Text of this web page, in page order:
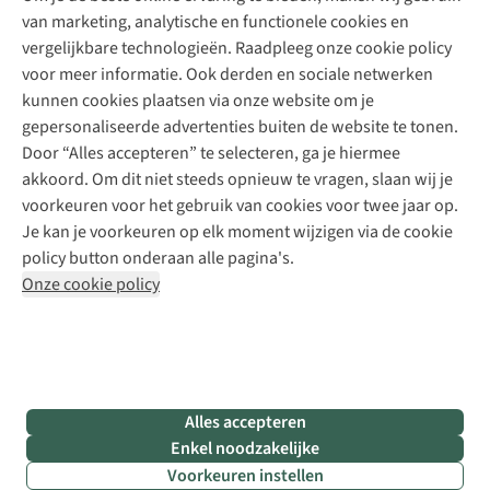
van marketing, analytische en functionele cookies en
vergelijkbare technologieën. Raadpleeg onze cookie policy
voor meer informatie. Ook derden en sociale netwerken
kunnen cookies plaatsen via onze website om je
gepersonaliseerde advertenties buiten de website te tonen.
Door “Alles accepteren” te selecteren, ga je hiermee
akkoord. Om dit niet steeds opnieuw te vragen, slaan wij je
voorkeuren voor het gebruik van cookies voor twee jaar op.
Je kan je voorkeuren op elk moment wijzigen via de cookie
policy button onderaan alle pagina's.
Onze cookie policy
Alles accepteren
Enkel noodzakelijke
Voorkeuren instellen
Schoenherstelling
Kledingherstelling
Retouches
Voor bedrijven
Explore Camp
Gear Check
Inspiratie & advies
Meld je aan voor de nieuwsbrief
Follow us
Disclaimer Privacy Policy
Algemene voorwaarden
Cookie Policy